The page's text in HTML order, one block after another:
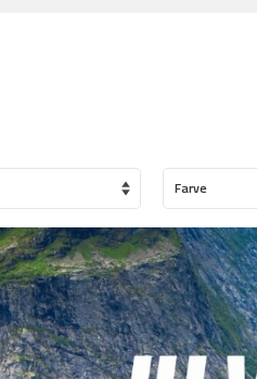
Farve